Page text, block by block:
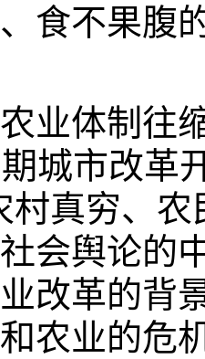
食不果腹
业体制往
城市改革
村真穷、
会舆论的
改革的背
农业的危